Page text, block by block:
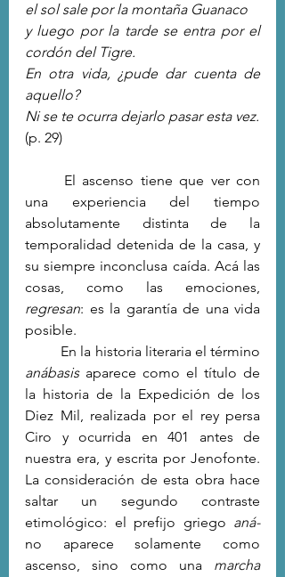
el sol sale por la montaña Guanaco
y luego por la tarde se entra por el
cordón del Tigre.
En otra vida, ¿pude dar cuenta de
aquello?
Ni se te ocurra dejarlo pasar esta vez.
(p. 29)
una experiencia del tiempo
absolutamente distinta de la
temporalidad detenida de la casa, y
su siempre inconclusa caída. Acá las
regresan: es la garantía de una vida
posible.
anábasis aparece como el título de
la historia de la Expedición de los
Diez Mil, realizada por el rey persa
Ciro y ocurrida en 401 antes de
nuestra era, y escrita por Jenofonte.
La consideración de esta obra hace
saltar un segundo contraste
etimológico: el prefijo griego aná-
no aparece solamente como
ascenso, sino como una marcha